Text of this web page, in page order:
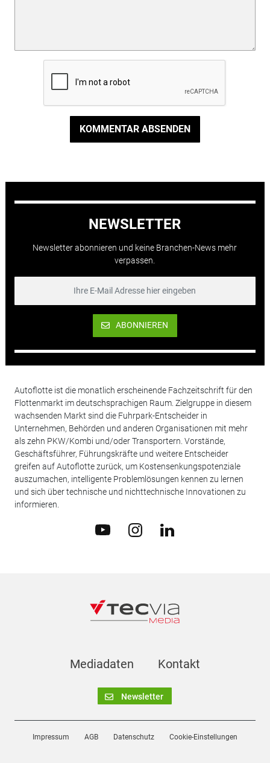
KOMMENTAR ABSENDEN
NEWSLETTER
Newsletter abonnieren und keine Branchen-News mehr
verpassen.
ABONNIEREN
Autoflotte ist die monatlich erscheinende Fachzeitschrift für den
Flottenmarkt im deutschsprachigen Raum. Zielgruppe in diesem
wachsenden Markt sind die Fuhrpark-Entscheider in
Unternehmen, Behörden und anderen Organisationen mit mehr
als zehn PKW/Kombi und/oder Transportern. Vorstände,
Geschäftsführer, Führungskräfte und weitere Entscheider
greifen auf Autoflotte zurück, um Kostensenkungspotenziale
auszumachen, intelligente Problemlösungen kennen zu lernen
und sich über technische und nichttechnische Innovationen zu
informieren.
Mediadaten Kontakt
Newsletter
Impressum AGB Datenschutz Cookie-Einstellungen